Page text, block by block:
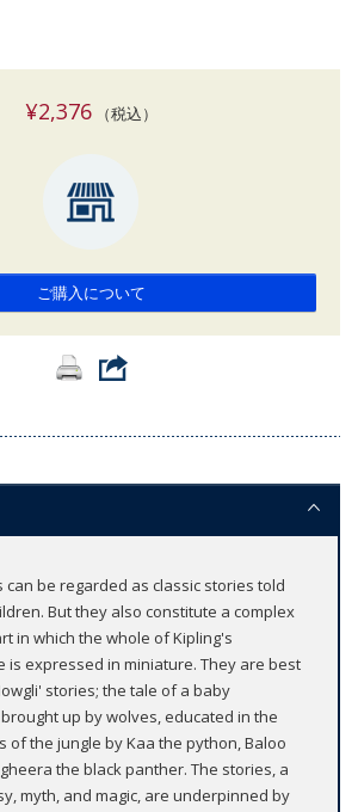
¥2,376（税込）
ご購入について
can be regarded as classic stories told
But they also constitute a complex
in which the whole of Kipling's
is expressed in miniature. They are best
stories; the tale of a baby
up by wolves, educated in the
of the jungle by Kaa the python, Baloo
the black panther. The stories, a
myth, and magic, are underpinned by